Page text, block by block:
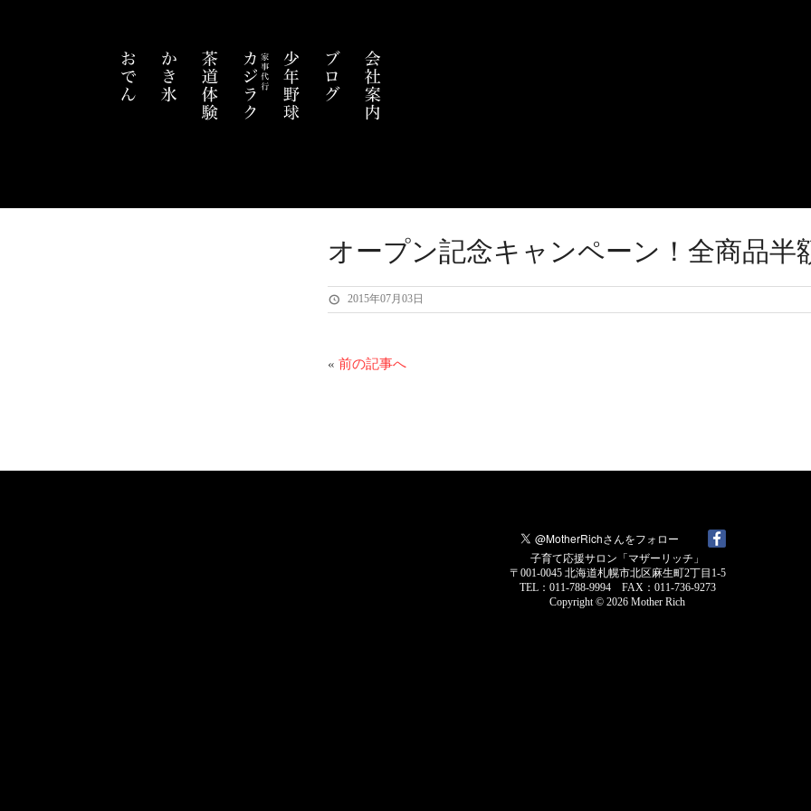
オープン記念キャンペーン！全商品半
2015年07月03日
« 前の記事へ
子育て応援サロン「マザーリッチ」
〒001-0045 北海道札幌市北区麻生町2丁目1-5
TEL：011-788-9994 FAX：011-736-9273
Copyright © 2026 Mother Rich